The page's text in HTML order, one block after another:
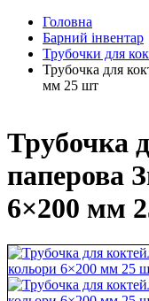
Головна
Барний інвентар
Трубочки для
Трубочка для
мм 25 шт
Трубочка
паперова
6×200 мм